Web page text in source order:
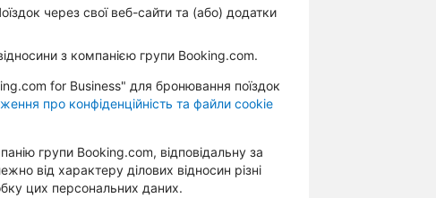
через свої веб-сайти та (або) додатки
з компанією групи Booking.com.
for Business" для бронювання поїздок
про конфіденційність та файли cookie
групи Booking.com, відповідальну за
від характеру ділових відносин різні
цих персональних даних.